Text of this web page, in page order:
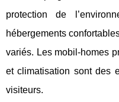
protection de
hébergements
variés. Les mobil-homes
et climatisation sont des
visiteurs.